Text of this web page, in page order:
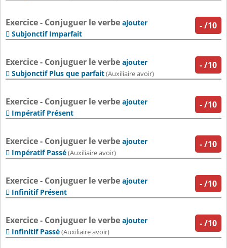
-/10
Exercice - Conjuguer le verbe ajouter
 Subjonctif Imparfait
-/10
Exercice - Conjuguer le verbe ajouter
 Subjonctif Plus que parfait(Auxiliaire avoir)
-/10
Exercice - Conjuguer le verbe ajouter
 Impératif Présent
-/10
Exercice - Conjuguer le verbe ajouter
 Impératif Passé(Auxiliaire avoir)
-/10
Exercice - Conjuguer le verbe ajouter
 Infinitif Présent
-/10
Exercice - Conjuguer le verbe ajouter
 Infinitif Passé(Auxiliaire avoir)